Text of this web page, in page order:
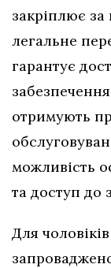
закріплює
легальне
гарантує
отримують
можливість
та доступ до
Для